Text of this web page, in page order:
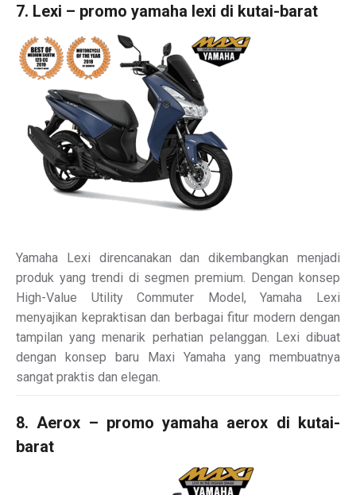
7. Lexi – promo yamaha lexi di kutai-barat
Yamaha Lexi direncanakan dan dikembangkan menjadi
produk yang trendi di segmen premium. Dengan konsep
High-Value Utility Commuter Model, Yamaha Lexi
menyajikan kepraktisan dan berbagai fitur modern dengan
tampilan yang menarik perhatian pelanggan. Lexi dibuat
dengan konsep baru Maxi Yamaha yang membuatnya
sangat praktis dan elegan.
8. Aerox – promo yamaha aerox di kutai-
barat